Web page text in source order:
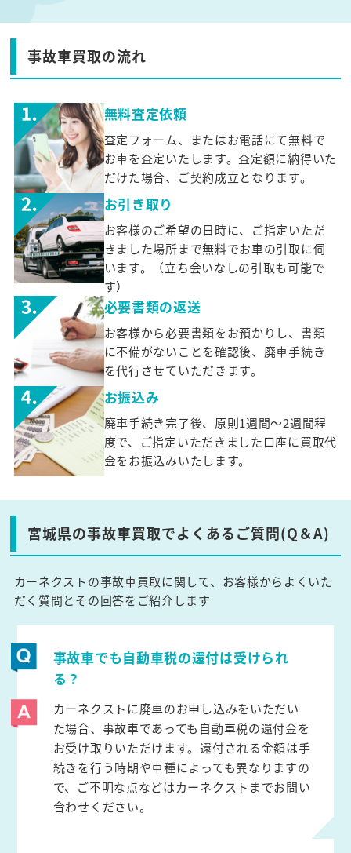
事故車買取の流れ
無料査定依頼
査定フォーム、またはお電話にて無料で
お車を査定いたします。査定額に納得いた
だけた場合、ご契約成立となります。
お引き取り
お客様のご希望の日時に、ご指定いただ
きました場所まで無料でお車の引取に伺
います。（立ち会いなしの引取も可能で
す）
必要書類の返送
お客様から必要書類をお預かりし、書類
に不備がないことを確認後、廃車手続き
を代行させていただきます。
お振込み
廃車手続き完了後、原則1週間～2週間程
度で、ご指定いただきました口座に買取代
金をお振込みいたします。
宮城県の事故車買取でよくあるご質問(Q＆A)
カーネクストの事故車買取に関して、お客様からよくいた
だく質問とその回答をご紹介します
事故車でも自動車税の還付は受けられ
る？
カーネクストに廃車のお申し込みをいただい
た場合、事故車であっても自動車税の還付金を
お受け取りいただけます。還付される金額は手
続きを行う時期や車種によっても異なりますの
で、ご不明な点などはカーネクストまでお問い
合わせください。